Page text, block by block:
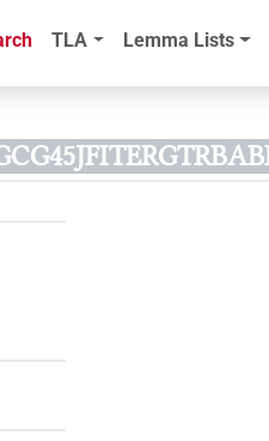
TLA Lemma Lists